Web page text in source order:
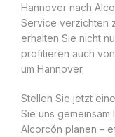
Hannover nach
Service verzichten
erhalten Sie nicht
profitieren auch
um Hannover.
Stellen Sie jetzt eine
Sie uns gemeinsam
Alcorcón planen –